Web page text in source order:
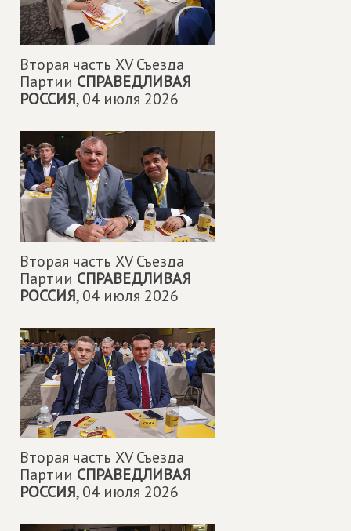
Вторая часть XV Съезда
Партии СПРАВЕДЛИВАЯ
РОССИЯ,04 июля 2026
Вторая часть XV Съезда
Партии СПРАВЕДЛИВАЯ
РОССИЯ,04 июля 2026
Вторая часть XV Съезда
Партии СПРАВЕДЛИВАЯ
РОССИЯ,04 июля 2026